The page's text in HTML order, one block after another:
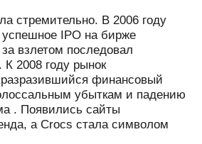
стремительно. В 2006 году
успешное IPO на бирже
взлетом последовал
К 2008 году рынок
финансовый
убыткам и падению
. Появились сайты
а Crocs стала символом